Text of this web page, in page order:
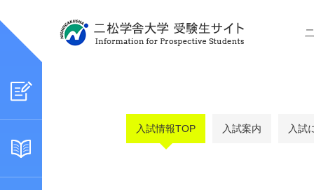
入試情報TOP 入試案内 入試